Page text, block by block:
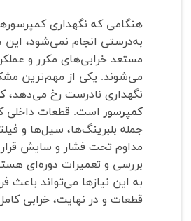
هنگامی که نگهداری
به‌درستی انجام نمی‌شود، این
مستعد خرابی‌های مکرر و
می‌شوند. یکی از مهم‌ترین
نگهداری نادرست رخ می‌دهد،
کمپرسور است. قطعات داخلی
جمله بلبرینگ‌ها، سیل‌ها و
مداوم تحت فشار و سایش قرار
بررسی و تعمیرات دوره‌ای
به این نیازها می‌تواند باعث
قطعات و در نهایت، خرابی